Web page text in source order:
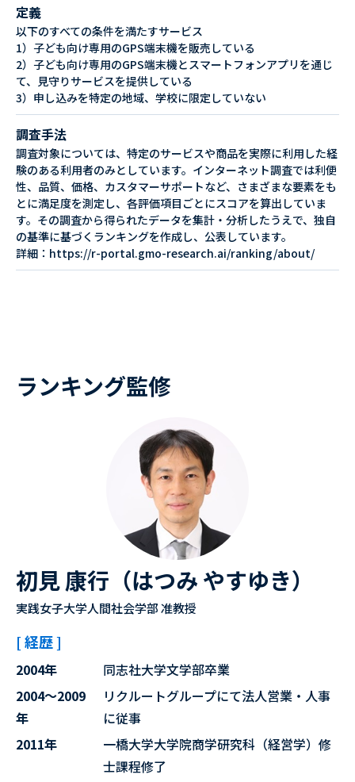
定義
以下のすべての条件を満たすサービス
1）子ども向け専用のGPS端末機を販売している
2）子ども向け専用のGPS端末機とスマートフォンアプリを通じ
て、見守りサービスを提供している
3）申し込みを特定の地域、学校に限定していない
調査手法
調査対象については、特定のサービスや商品を実際に利用した経
験のある利用者のみとしています。インターネット調査では利便
性、品質、価格、カスタマーサポートなど、さまざまな要素をも
とに満足度を測定し、各評価項目ごとにスコアを算出していま
す。その調査から得られたデータを集計・分析したうえで、独自
の基準に基づくランキングを作成し、公表しています。
詳細：https://r-portal.gmo-research.ai/ranking/about/
ランキング監修
初見 康行（はつみ やすゆき）
実践女子大学人間社会学部 准教授
[ 経歴 ]
2004年
同志社大学文学部卒業
2004～2009
年
リクルートグループにて法人営業・人事
に従事
2011年
一橋大学大学院商学研究科（経営学）修
士課程修了